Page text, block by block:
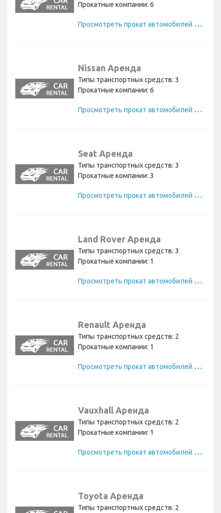
Прокатные компании: 6
П
росмотреть прокат автомобилей Volvo
Nissan Аренда
Типы транспортных средств: 3
Прокатные компании: 6
П
росмотреть прокат автомобилей Nissan
Seat Аренда
Типы транспортных средств: 3
Прокатные компании: 3
П
росмотреть прокат автомобилей Seat
Land Rover Аренда
Типы транспортных средств: 3
Прокатные компании: 1
П
росмотреть прокат автомобилей Land Rover
Renault Аренда
Типы транспортных средств: 2
Прокатные компании: 1
П
росмотреть прокат автомобилей Renault
Vauxhall Аренда
Типы транспортных средств: 2
Прокатные компании: 1
П
росмотреть прокат автомобилей Vauxhall
Toyota Аренда
Типы транспортных средств: 2